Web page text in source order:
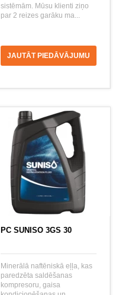
sistēmām. Mūsu klienti ziņo
par 2 reizes garāku ma...
JAUTĀT PIEDĀVĀJUMU
PC SUNISO 3GS 30
Minerālā naftēniskā eļļa, kas
paredzēta saldēšanas
kompresoru, gaisa